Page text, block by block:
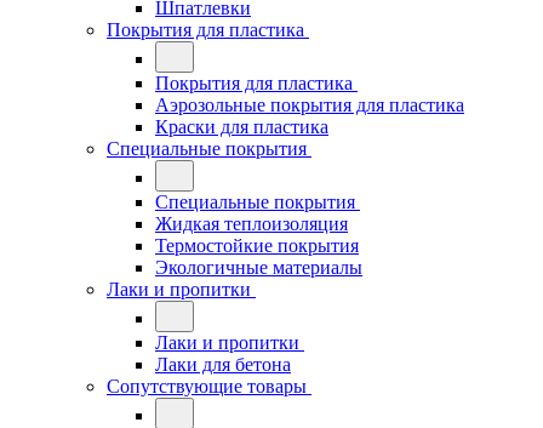
Шпатлевки
Покрытия для пластика
Покрытия для пластика
Аэрозольные покрытия для пластика
Краски для пластика
Специальные покрытия
Специальные покрытия
Жидкая теплоизоляция
Термостойкие покрытия
Экологичные материалы
Лаки и пропитки
Лаки и пропитки
Лаки для бетона
Сопутствующие товары